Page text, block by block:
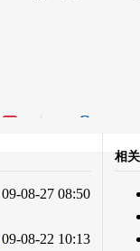
转发至：
09-08-27 08:50
09-08-22 10:13
相